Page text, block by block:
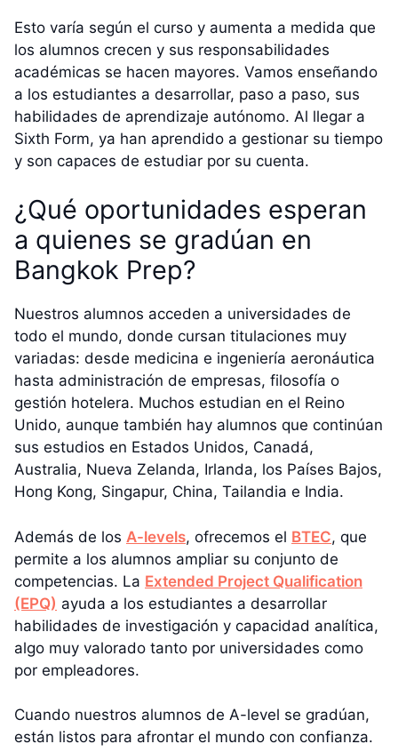
Esto varía según el curso y aumenta a medida que
los alumnos crecen y sus responsabilidades
académicas se hacen mayores. Vamos enseñando
a los estudiantes a desarrollar, paso a paso, sus
habilidades de aprendizaje autónomo. Al llegar a
Sixth Form, ya han aprendido a gestionar su tiempo
y son capaces de estudiar por su cuenta.
¿Qué oportunidades esperan
a quienes se gradúan en
Bangkok Prep?
Nuestros alumnos acceden a universidades de
todo el mundo, donde cursan titulaciones muy
variadas: desde medicina e ingeniería aeronáutica
hasta administración de empresas, filosofía o
gestión hotelera. Muchos estudian en el Reino
Unido, aunque también hay alumnos que continúan
sus estudios en Estados Unidos, Canadá,
Australia, Nueva Zelanda, Irlanda, los Países Bajos,
Hong Kong, Singapur, China, Tailandia e India.
Además de los A-levels, ofrecemos el BTEC, que
permite a los alumnos ampliar su conjunto de
competencias. La Extended Project Qualification
(EPQ) ayuda a los estudiantes a desarrollar
habilidades de investigación y capacidad analítica,
algo muy valorado tanto por universidades como
por empleadores.
Cuando nuestros alumnos de A-level se gradúan,
están listos para afrontar el mundo con confianza.